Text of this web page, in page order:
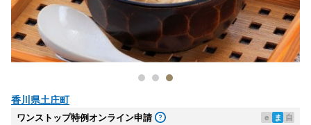
香川県土庄町
ワンストップ特例オンライン申請 e ま 自